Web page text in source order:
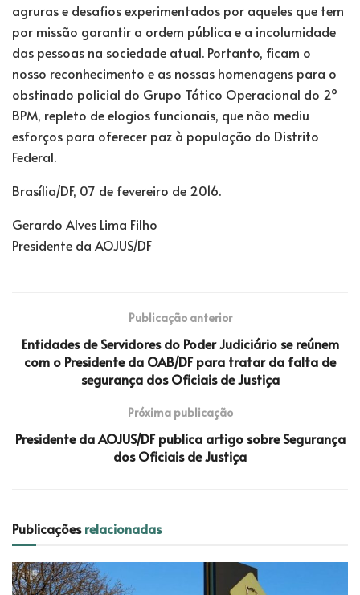
agruras e desafios experimentados por aqueles que tem
por missão garantir a ordem pública e a incolumidade
das pessoas na sociedade atual. Portanto, ficam o
nosso reconhecimento e as nossas homenagens para o
obstinado policial do Grupo Tático Operacional do 2º
BPM, repleto de elogios funcionais, que não mediu
esforços para oferecer paz à população do Distrito
Federal.
Brasília/DF, 07 de fevereiro de 2016.
Gerardo Alves Lima Filho
Presidente da AOJUS/DF
Publicação anterior
Entidades de Servidores do Poder Judiciário se reúnem
com o Presidente da OAB/DF para tratar da falta de
segurança dos Oficiais de Justiça
Próxima publicação
Presidente da AOJUS/DF publica artigo sobre Segurança
dos Oficiais de Justiça
Publicaçõesrelacionadas